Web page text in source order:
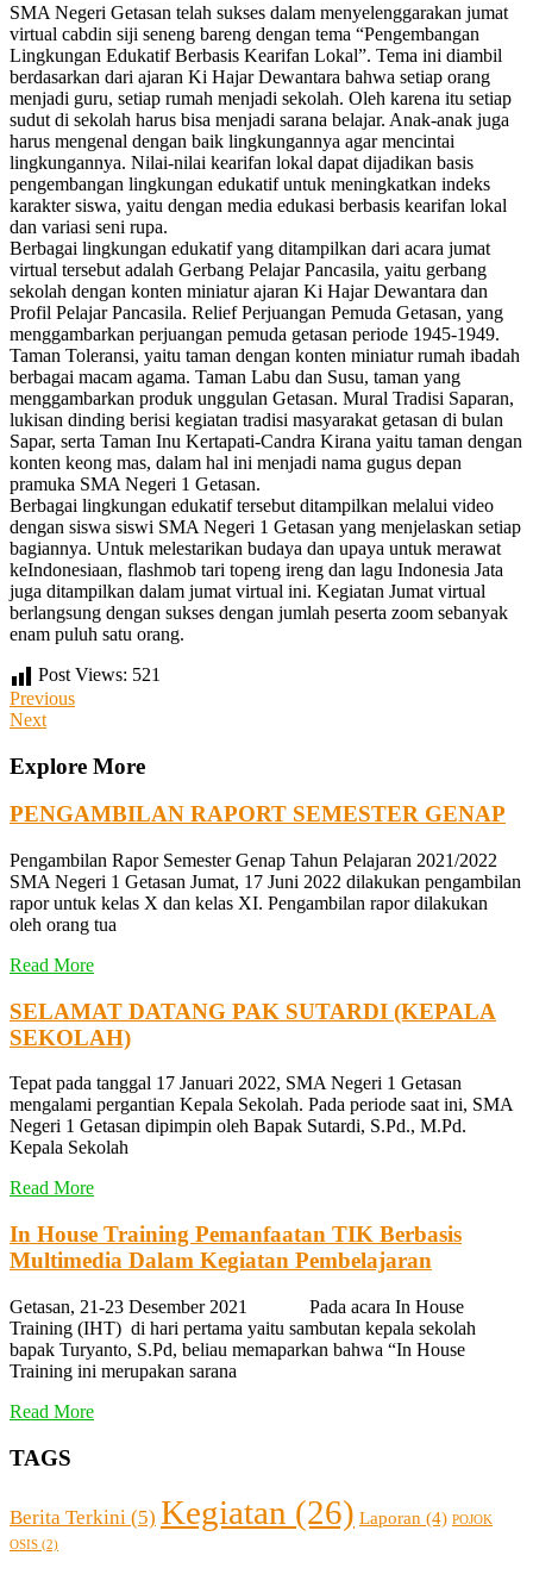
SMA Negeri Getasan telah sukses dalam menyelenggarakan jumat
virtual cabdin siji seneng bareng dengan tema “Pengembangan
Lingkungan Edukatif Berbasis Kearifan Lokal”. Tema ini diambil
berdasarkan dari ajaran Ki Hajar Dewantara bahwa setiap orang
menjadi guru, setiap rumah menjadi sekolah. Oleh karena itu setiap
sudut di sekolah harus bisa menjadi sarana belajar. Anak-anak juga
harus mengenal dengan baik lingkungannya agar mencintai
lingkungannya. Nilai-nilai kearifan lokal dapat dijadikan basis
pengembangan lingkungan edukatif untuk meningkatkan indeks
karakter siswa, yaitu dengan media edukasi berbasis kearifan lokal
dan variasi seni rupa.
Berbagai lingkungan edukatif yang ditampilkan dari acara jumat
virtual tersebut adalah Gerbang Pelajar Pancasila, yaitu gerbang
sekolah dengan konten miniatur ajaran Ki Hajar Dewantara dan
Profil Pelajar Pancasila. Relief Perjuangan Pemuda Getasan, yang
menggambarkan perjuangan pemuda getasan periode 1945-1949.
Taman Toleransi, yaitu taman dengan konten miniatur rumah ibadah
berbagai macam agama. Taman Labu dan Susu, taman yang
menggambarkan produk unggulan Getasan. Mural Tradisi Saparan,
lukisan dinding berisi kegiatan tradisi masyarakat getasan di bulan
Sapar, serta Taman Inu Kertapati-Candra Kirana yaitu taman dengan
konten keong mas, dalam hal ini menjadi nama gugus depan
pramuka SMA Negeri 1 Getasan.
Berbagai lingkungan edukatif tersebut ditampilkan melalui video
dengan siswa siswi SMA Negeri 1 Getasan yang menjelaskan setiap
bagiannya. Untuk melestarikan budaya dan upaya untuk merawat
keIndonesiaan, flashmob tari topeng ireng dan lagu Indonesia Jata
juga ditampilkan dalam jumat virtual ini. Kegiatan Jumat virtual
berlangsung dengan sukses dengan jumlah peserta zoom sebanyak
enam puluh satu orang.
Post Views: 521
Post
navigation
Previous
Post
Previous
Next
Next
Explore More
PENGAMBILAN RAPORT SEMESTER GENAP
Pengambilan Rapor Semester Genap Tahun Pelajaran 2021/2022
SMA Negeri 1 Getasan Jumat, 17 Juni 2022 dilakukan pengambilan
rapor untuk kelas X dan kelas XI. Pengambilan rapor dilakukan
oleh orang tua
Read More
SELAMAT DATANG PAK SUTARDI (KEPALA
SEKOLAH)
Tepat pada tanggal 17 Januari 2022, SMA Negeri 1 Getasan
mengalami pergantian Kepala Sekolah. Pada periode saat ini, SMA
Negeri 1 Getasan dipimpin oleh Bapak Sutardi, S.Pd., M.Pd.
Kepala Sekolah
Read More
In House Training Pemanfaatan TIK Berbasis
Multimedia Dalam Kegiatan Pembelajaran
Getasan, 21-23 Desember 2021 Pada acara In House
Training (IHT) di hari pertama yaitu sambutan kepala sekolah
bapak Turyanto, S.Pd, beliau memaparkan bahwa “In House
Training ini merupakan sarana
Read More
TAGS
Berita Terkini (5) Kegiatan (26) Laporan (4) POJOK
OSIS (2)